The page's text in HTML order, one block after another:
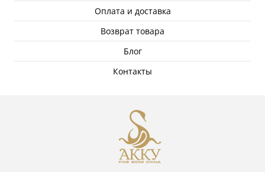
Оплата и доставка
Возврат товара
Блог
Контакты